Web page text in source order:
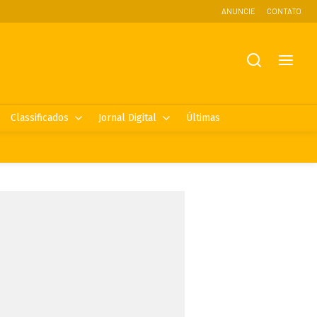
ANUNCIE CONTATO
Classificados Jornal Digital Últimas